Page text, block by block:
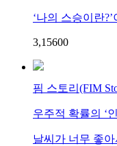
‘나의 스승이란
3,15600
핌 스토리(FIM
우주적 확률의 ‘
날씨가 너무 좋